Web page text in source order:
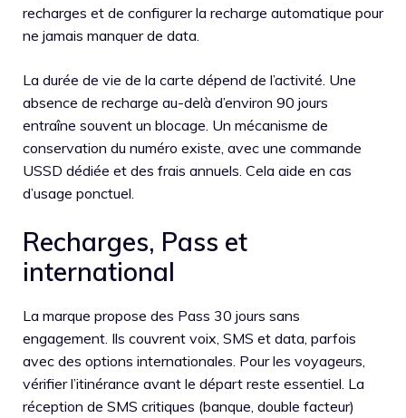
recharges et de configurer la recharge automatique pour
ne jamais manquer de data.
La durée de vie de la carte dépend de l’activité. Une
absence de recharge au-delà d’environ 90 jours
entraîne souvent un blocage. Un mécanisme de
conservation du numéro existe, avec une commande
USSD dédiée et des frais annuels. Cela aide en cas
d’usage ponctuel.
Recharges, Pass et
international
La marque propose des Pass 30 jours sans
engagement. Ils couvrent voix, SMS et data, parfois
avec des options internationales. Pour les voyageurs,
vérifier l’itinérance avant le départ reste essentiel. La
réception de SMS critiques (banque, double facteur)